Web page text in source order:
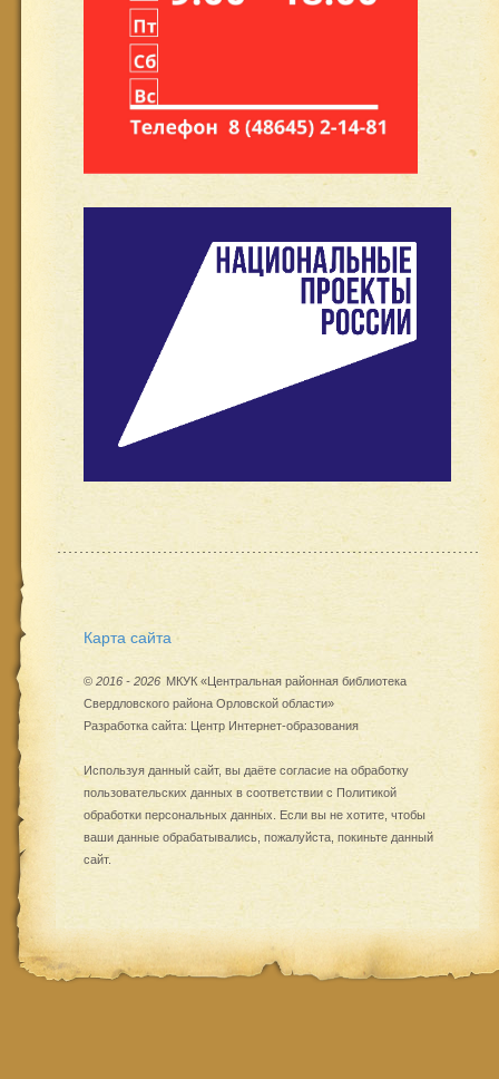
Карта сайта
© 2016 - 2026 МКУК «Центральная районная библиотека
Свердловского района Орловской области»
Разработка сайта: Центр Интернет-образования
Используя данный сайт, вы даёте согласие на обработку
пользовательских данных в соответствии с Политикой
обработки персональных данных . Если вы не хотите, чтобы
ваши данные обрабатывались, пожалуйста, покиньте данный
сайт.